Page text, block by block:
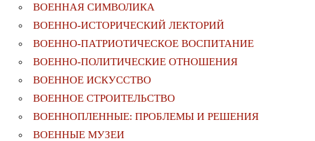
ВОЕННАЯ СИМВОЛИКА
ВОЕННО-ИСТОРИЧЕСКИЙ ЛЕКТОРИЙ
ВОЕННО-ПАТРИОТИЧЕСКОЕ ВОСПИТАНИЕ
ВОЕННО-ПОЛИТИЧЕСКИE ОТНОШЕНИЯ
ВОЕННОЕ ИСКУССТВО
ВОЕННОЕ СТРОИТЕЛЬСТВО
ВОЕННОПЛЕННЫЕ: ПРОБЛЕМЫ И РЕШЕНИЯ
ВОЕННЫЕ МУЗЕИ